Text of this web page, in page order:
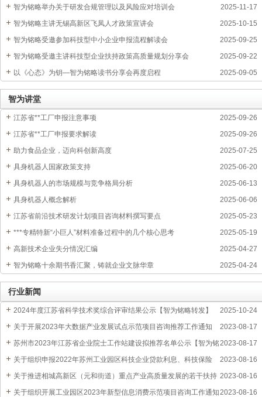
2025-11-17
智为铭略举办关于研发合规管理以及风险应对培训会
2025-10-15
智为铭略主讲无锡高新区飞凤人才政策宣讲会
2025-09-25
智为铭略受邀参加科技型中小企业申报流程解读会
2025-09-22
智为铭略受邀主讲科技型企业扶持政策高质量规划分享会
2025-09-05
以《心态》为钥—智为铭略读书分享会再度启程
智为讲堂
2025-09-26
江苏省**工厂申报注意事项
2025-09-26
江苏省**工厂申报要求解读
2025-07-25
助力食品企业，迈向科创新高度
2025-06-20
具身机器人国家政策支持
2025-06-13
具身机器人的市场规模与竞争格局分析
2025-06-06
具身机器人概念解析
2025-05-23
江苏省前沿技术研发计划项目咨询材料撰写要点
2025-05-19
***专精特新“小巨人”材料准备过程中的几个核心思考
2025-04-27
高新技术企业失分情况汇编
2025-04-24
智为铭略十余期书香汇聚，铸就企业文脉华章
行业新闻
2025-10-24
2024年度江苏省科学技术奖综合评审结果公示【智为铭略转发】
2023-08-17
关于开展2023年大数据产业发展试点示范项目咨询推荐工作通知
【智为铭略转发】
2023-08-17
苏州市2023年江苏省企业院士工作站建设拟推荐名单公示【智为铭
略转发】
2023-08-16
关于组织申报2022年苏州工业园区科技企业贷款利息、科技保险
费、融资担保费和融资租赁费补贴通知
2023-08-16
关于推进相城高新区（元和街道）重点产业高质量发展的若干扶持
政策
2023-08-16
关于组织开展工业园区2023年新型信息消费示范项目咨询工作通知